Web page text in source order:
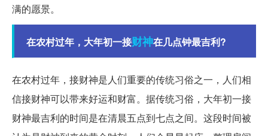
满的愿景。
在农村过年，大年初一接财神在几点钟最吉利?
在农村过年，接财神是人们重要的传统习俗之一，人们相
信接财神可以带来好运和财富。据传统习俗，大年初一接
财神最吉利的时间是在清晨五点到七点之间。这段时间被